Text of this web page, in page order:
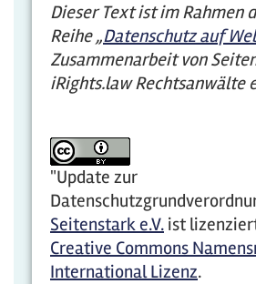
Dieser Text ist im Rahmen
Reihe „Datenschutz auf
Zusammenarbeit von
iRights.law Rechtsanwälte
"Update zur
Seitenstark e.V. ist
Creative Commons
International Lizenz.